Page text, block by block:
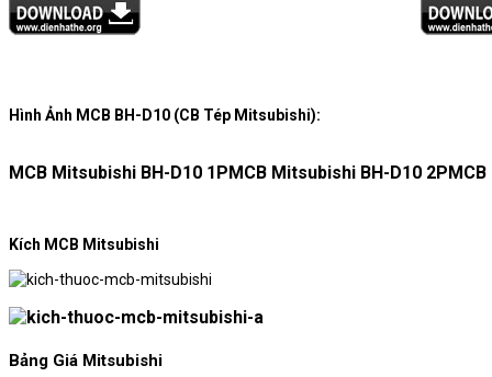
Hình Ảnh MCB BH-D10 (CB Tép Mitsubishi):
MCB Mitsubishi BH-D10 1PMCB Mitsubishi BH-D10 2P
Kích MCB Mitsubishi
Bảng Giá Mitsubishi